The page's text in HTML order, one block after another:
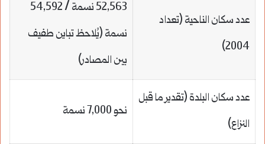
عدد سكان الناحية (تعداد
2004)
52,563 نسمة / 54,592
نسمة (يُلاحظ تباين طفيف
بين المصادر)
عدد سكان البلدة (تقدير ما قبل
النزاع)
نحو 7,000 نسمة